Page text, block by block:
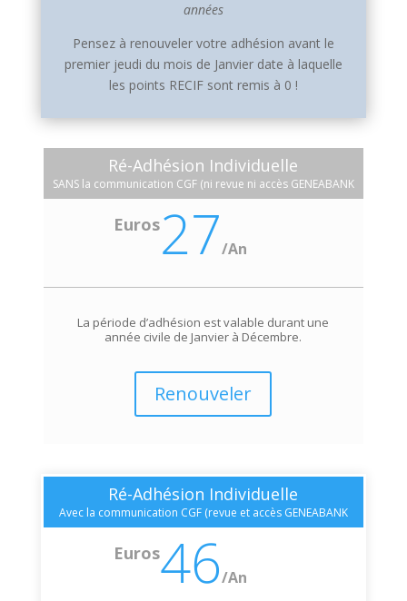
années
Pensez à renouveler votre adhésion avant le
premier jeudi du mois de Janvier date à laquelle
les points RECIF sont remis à 0 !
Ré-Adhésion Individuelle
SANS la communication CGF (ni revue ni accès GENEABANK
Euros27/An
La période d’adhésion est valable durant une
année civile de Janvier à Décembre.
Renouveler
Ré-Adhésion Individuelle
Avec la communication CGF (revue et accès GENEABANK
Euros46/An